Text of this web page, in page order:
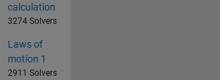
calculation
3274 Solvers
Laws of
motion 1
2911 Solvers